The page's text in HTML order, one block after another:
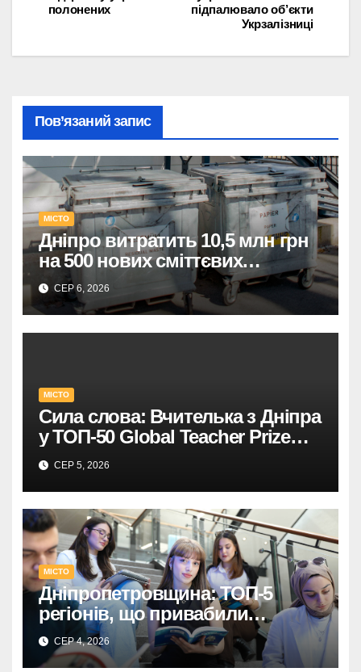
записів
підпалювало об’єкти
Укрзалізниці
полонених
Пов’язаний запис
МІСТО
Дніпро витратить 10,5 млн грн
на 500 нових сміттєвих
контейнерів.
СЕР 6, 2026
МІСТО
Сила слова: Вчителька з Дніпра
у ТОП-50 Global Teacher Prize
Ukraine
СЕР 5, 2026
МІСТО
Дніпропетровщина: ТОП-5
регіонів, що привабили
абітурієнтів
СЕР 4, 2026